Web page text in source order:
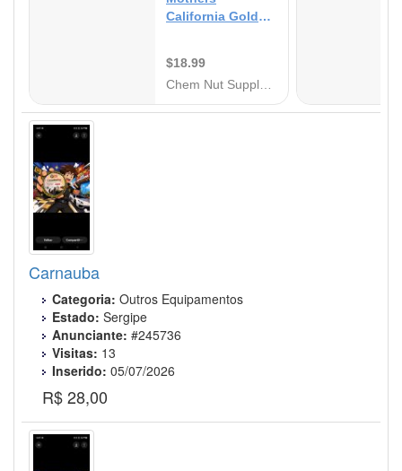
Carnauba
Categoria: Outros Equipamentos
Estado: Sergipe
Anunciante: #245736
Visitas: 13
Inserido: 05/07/2026
R$ 28,00